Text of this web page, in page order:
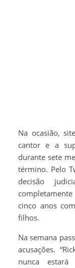
Na ocasião,
cantor e a
durante sete
término. Pelo
decisão
cinco anos
filhos.
Na semana
acusações.
nunca